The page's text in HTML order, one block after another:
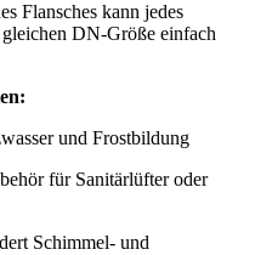
Flansches kann jedes
DN-Größe einfach
und Frostbildung
für Sanitärlüfter oder
Schimmel- und